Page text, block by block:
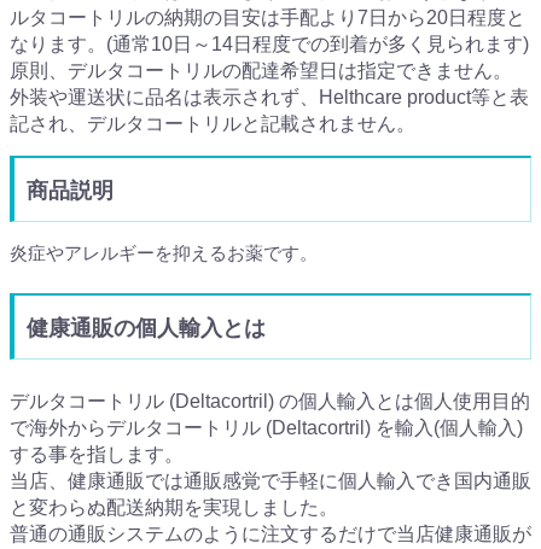
ルタコートリルの納期の目安は手配より7日から20日程度と
なります。(通常10日～14日程度での到着が多く見られます)
原則、デルタコートリルの配達希望日は指定できません。
外装や運送状に品名は表示されず、Helthcare product等と表
記され、デルタコートリルと記載されません。
商品説明
炎症やアレルギーを抑えるお薬です。
健康通販の個人輸入とは
デルタコートリル (Deltacortril) の個人輸入とは個人使用目的
で海外からデルタコートリル (Deltacortril) を輸入(個人輸入)
する事を指します。
当店、健康通販では通販感覚で手軽に個人輸入でき国内通販
と変わらぬ配送納期を実現しました。
普通の通販システムのように注文するだけで当店健康通販が